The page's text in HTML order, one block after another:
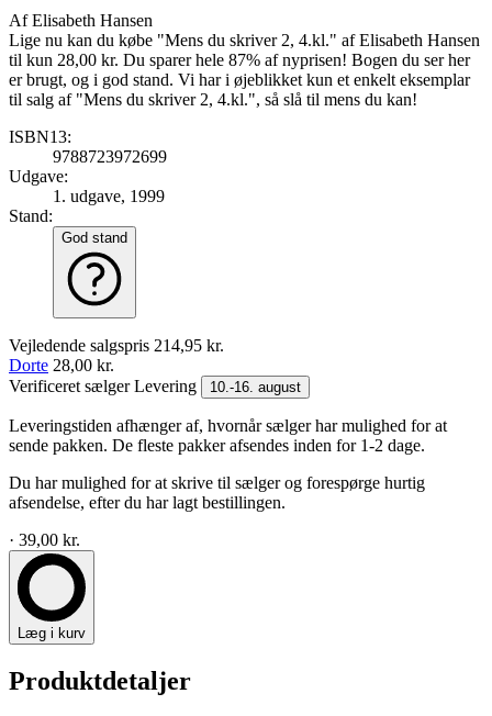
AfElisabeth Hansen
Lige nu kan du købe "Mens du skriver 2, 4.kl." af Elisabeth Hansen
til kun 28,00 kr. Du sparer hele 87% af nyprisen! Bogen du ser her
er brugt, og i god stand. Vi har i øjeblikket kun et enkelt eksemplar
til salg af "Mens du skriver 2, 4.kl.", så slå til mens du kan!
ISBN13:
9788723972699
Udgave:
1. udgave, 1999
Stand:
God stand
Vejledende salgspris 214,95 kr.
Dorte 28,00 kr.
Verificeret sælgerLevering 10.-16. august
Leveringstiden afhænger af, hvornår sælger har mulighed for at
sende pakken. De fleste pakker afsendes inden for 1-2 dage.
Du har mulighed for at skrive til sælger og forespørge hurtig
afsendelse, efter du har lagt bestillingen.
· 39,00 kr.
Læg i kurv
Produktdetaljer